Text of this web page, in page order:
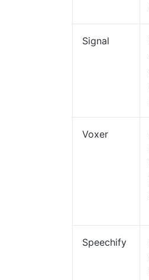
Signal
Voxer
Speechify